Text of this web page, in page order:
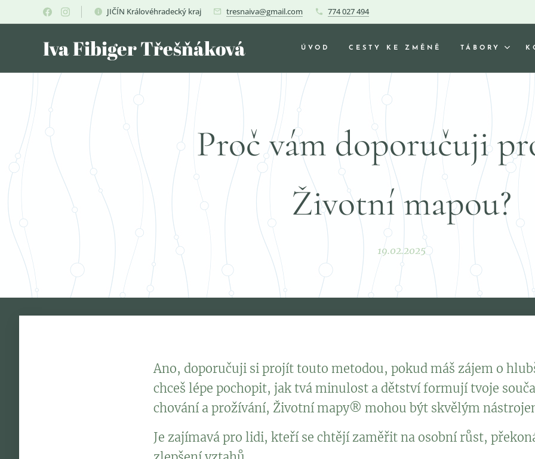
JIČÍN Královéhradecký kraj tresnaiva@gmail.com 774 027 494
Iva Fibiger Třešňáková ÚVOD CESTY KE ZMĚNĚ TÁBORY
Proč vám doporučuji
Životní mapou?
19.02.2025
Ano, doporučuji si projít touto metodou, pokud máš zájem o
chceš lépe pochopit, jak tvá minulost a dětství formují tvoje
chování a prožívání, Životní mapy® mohou být skvělým
Je zajímavá pro lidi, kteří se chtějí zaměřit na osobní růst,